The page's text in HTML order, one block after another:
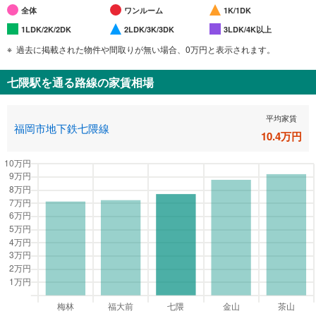
全体 ワンルーム
1K/1DK
1LDK/2K/2DK
2LDK/3K/3DK 3LDK/4K以上
過去に掲載された物件や間取りが無い場合、0万円と表示されます。
七隈駅を通る路線の家賃相場
福岡市地下鉄七隈線
平均家賃
10.4万円